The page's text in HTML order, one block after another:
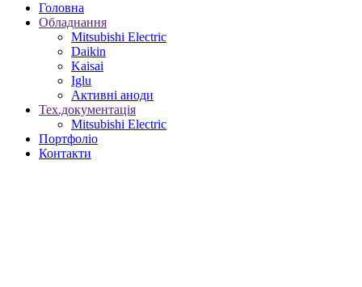
Головна
Обладнання
Mitsubishi Electric
Daikin
Kaisai
Iglu
Активні аноди
Тех.документація
Mitsubishi Electric
Портфоліо
Контакти